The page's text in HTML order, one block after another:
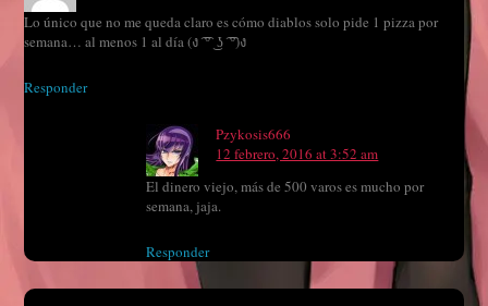
Lo único que no me queda claro es cómo diablos solo pide 1 pizza por
semana… al menos 1 al día (ง ͡ ͡° ͜ ʖ ͡ ͡°)ง
Responder
Pzykosis666
12 febrero, 2016 at 3:52 am
El dinero viejo, más de 500 varos es mucho por
semana, jaja.
Responder